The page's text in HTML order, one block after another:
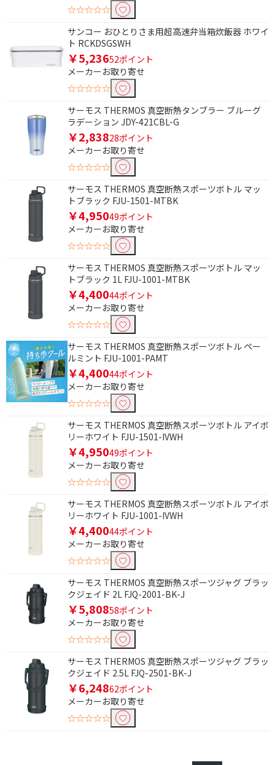
☆☆☆☆☆
サンコー おひとりさま用超高速弁当箱炊飯器 ホワイ
ト RCKDSGSWH
￥5,23652ポイント
メーカーお取り寄せ
☆☆☆☆☆
サーモス THERMOS 真空断熱タンブラー ブルーグ
ラデーション JDY-421CBL-G
￥2,83828ポイント
メーカーお取り寄せ
☆☆☆☆☆
サーモス THERMOS 真空断熱スポーツボトル マッ
トブラック FJU-1501-MTBK
￥4,95049ポイント
メーカーお取り寄せ
☆☆☆☆☆
サーモス THERMOS 真空断熱スポーツボトル マッ
トブラック 1L FJU-1001-MTBK
￥4,40044ポイント
メーカーお取り寄せ
☆☆☆☆☆
サーモス THERMOS 真空断熱スポーツボトル ペー
ルミント FJU-1001-PAMT
￥4,40044ポイント
メーカーお取り寄せ
☆☆☆☆☆
サーモス THERMOS 真空断熱スポーツボトル アイボ
リーホワイト FJU-1501-IVWH
￥4,95049ポイント
メーカーお取り寄せ
☆☆☆☆☆
サーモス THERMOS 真空断熱スポーツボトル アイボ
リーホワイト FJU-1001-IVWH
￥4,40044ポイント
メーカーお取り寄せ
☆☆☆☆☆
サーモス THERMOS 真空断熱スポーツジャグ ブラッ
クジェイド 2L FJQ-2001-BK-J
￥5,80858ポイント
メーカーお取り寄せ
☆☆☆☆☆
サーモス THERMOS 真空断熱スポーツジャグ ブラッ
クジェイド 2.5L FJQ-2501-BK-J
￥6,24862ポイント
メーカーお取り寄せ
☆☆☆☆☆
価格で絞り込む
円~
円
ブランド名で絞り込む
炎舞炊き
極め炊き
炭炊釜
炎匠炊き
便利&快適機能で絞り込む
2段調理
平プレート
たこ焼きプレート
油カット
煙カット
鍋プレート
タイマーで絞り込む
有 無
ドアタイプで絞り込む
タテ開き
タイプで絞り込む
全自動
ミルなし
浄水ポット
蛇口直結型浄水器
据置型浄水器
加熱方式で絞り込む
遠赤外線ヒーター
ヒーター/スチーム
過熱水蒸気
消費電力で絞り込む
1000W以上
1300W
500W
炊飯容量で絞り込む